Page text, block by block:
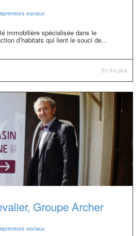
sociaux
immobilière spécialisée dans le
d’habitats qui lient le souci de...
En lire plus
Groupe Archer
sociaux